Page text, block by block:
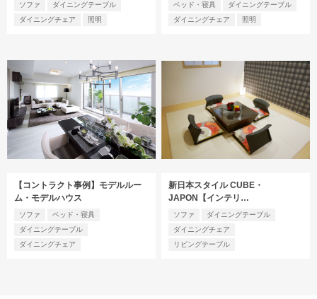
ソファ
ダイニングテーブル
ダイニングチェア
照明
ベッド・寝具
ダイニングテーブル
ダイニングチェア
照明
【コントラクト事例】モデルルー
ム・モデルハウス
ソファ
ベッド・寝具
ダイニングテーブル
ダイニングチェア
新日本スタイル CUBE・
JAPON【インテリ…
ソファ
ダイニングテーブル
ダイニングチェア
リビングテーブル